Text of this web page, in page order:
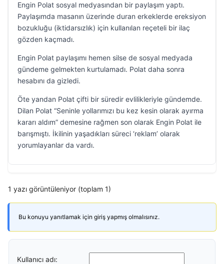
Engin Polat sosyal medyasından bir paylaşım yaptı.
Paylaşımda masanın üzerinde duran erkeklerde ereksiyon
bozukluğu (iktidarsızlık) için kullanılan reçeteli bir ilaç
gözden kaçmadı.
Engin Polat paylaşımı hemen silse de sosyal medyada
gündeme gelmekten kurtulamadı. Polat daha sonra
hesabını da gizledi.
Öte yandan Polat çifti bir süredir evlilikleriyle gündemde.
Dilan Polat “Seninle yollarımızı bu kez kesin olarak ayırma
kararı aldım” demesine rağmen son olarak Engin Polat ile
barışmıştı. İkilinin yaşadıkları süreci ‘reklam’ olarak
yorumlayanlar da vardı.
1 yazı görüntüleniyor (toplam 1)
Bu konuyu yanıtlamak için giriş yapmış olmalısınız.
Kullanıcı adı: